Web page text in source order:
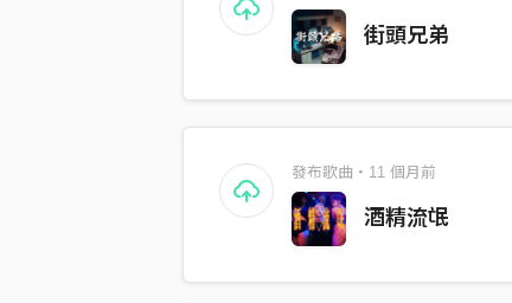
街頭兄弟
發布歌曲・11 個月前
酒精流氓